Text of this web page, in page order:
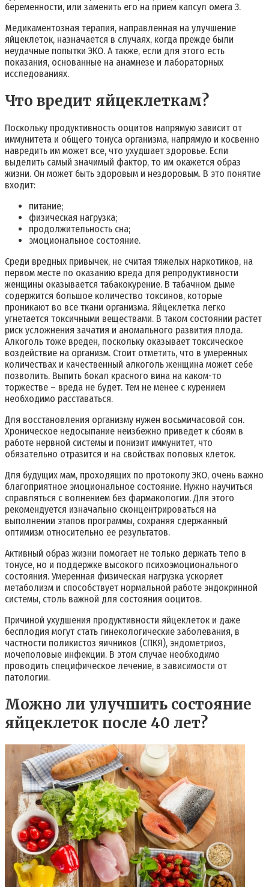
беременности, или заменить его на прием капсул омега 3.
Медикаментозная терапия, направленная на улучшение
яйцеклеток, назначается в случаях, когда прежде были
неудачные попытки ЭКО. А также, если для этого есть
показания, основанные на анамнезе и лабораторных
исследованиях.
Что вредит яйцеклеткам?
Поскольку продуктивность ооцитов напрямую зависит от
иммунитета и общего тонуса организма, напрямую и косвенно
навредить им может все, что ухудшает здоровье. Если
выделить самый значимый фактор, то им окажется образ
жизни. Он может быть здоровым и нездоровым. В это понятие
входит:
питание;
физическая нагрузка;
продолжительность сна;
эмоциональное состояние.
Среди вредных привычек, не считая тяжелых наркотиков, на
первом месте по оказанию вреда для репродуктивности
женщины оказывается табакокурение. В табачном дыме
содержится большое количество токсинов, которые
проникают во все ткани организма. Яйцеклетка легко
угнетается токсичными веществами. В таком состоянии растет
риск усложнения зачатия и аномального развития плода.
Алкоголь тоже вреден, поскольку оказывает токсическое
воздействие на организм. Стоит отметить, что в умеренных
количествах и качественный алкоголь женщина может себе
позволить. Выпить бокал красного вина на каком-то
торжестве – вреда не будет. Тем не менее с курением
необходимо расставаться.
Для восстановления организму нужен восьмичасовой сон.
Хроническое недосыпание неизбежно приведет к сбоям в
работе нервной системы и понизит иммунитет, что
обязательно отразится и на свойствах половых клеток.
Для будущих мам, проходящих по протоколу ЭКО, очень важно
благоприятное эмоциональное состояние. Нужно научиться
справляться с волнением без фармакологии. Для этого
рекомендуется изначально сконцентрироваться на
выполнении этапов программы, сохраняя сдержанный
оптимизм относительно ее результатов.
Активный образ жизни помогает не только держать тело в
тонусе, но и поддержке высокого психоэмоционального
состояния. Умеренная физическая нагрузка ускоряет
метаболизм и способствует нормальной работе эндокринной
системы, столь важной для состояния ооцитов.
Причиной ухудшения продуктивности яйцеклеток и даже
бесплодия могут стать гинекологические заболевания, в
частности поликистоз яичников (СПКЯ), эндометриоз,
мочеполовые инфекции. В этом случае необходимо
проводить специфическое лечение, в зависимости от
патологии.
Можно ли улучшить состояние
яйцеклеток после 40 лет?